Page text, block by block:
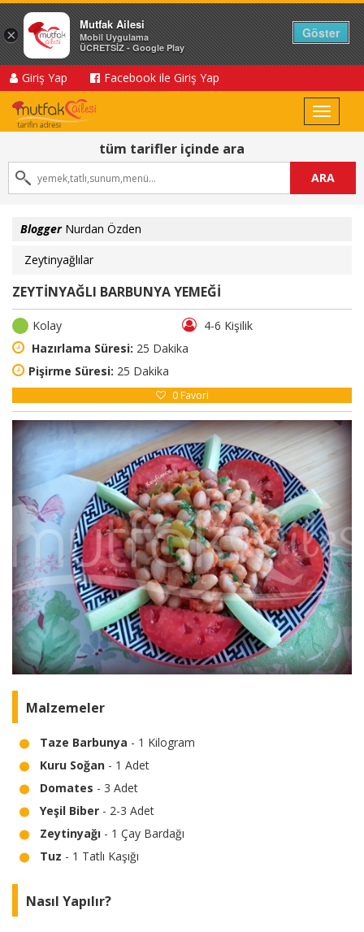
Giriş Yap Facebook ile Giriş Yap
Toggle
tüm tarifler içinde ara
ARA
BloggerNurdan Özden
Zeytinyağlılar
ZEYTİNYAĞLI BARBUNYA YEMEĞİ
Kolay
4-6 Kişilik
Hazırlama Süresi: 25 Dakika
Pişirme Süresi: 25 Dakika
0 Favori
Malzemeler
Taze Barbunya - 1 Kilogram
Kuru Soğan - 1 Adet
Domates - 3 Adet
Yeşil Biber - 2-3 Adet
Zeytinyağı - 1 Çay Bardağı
Tuz - 1 Tatlı Kaşığı
Nasıl Yapılır?
×
Mutfak Ailesi
Mobil Uygulama
ÜCRETSİZ - Google Play
Göster